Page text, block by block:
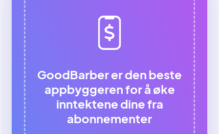
GoodBarber er den beste
appbyggeren for å øke
inntektene dine fra
abonnementer